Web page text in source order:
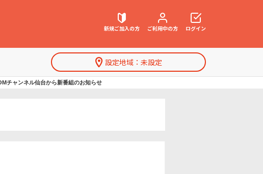
新規ご加入の方 ご利用中の方
契約内容確認・変更
ログイン
設定地域： 未設定
チャンネル仙台から新番組のお知らせ